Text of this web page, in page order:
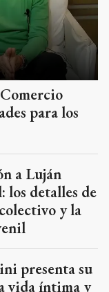
para los
a Luján
los detalles de
y la
presenta su
vida íntima y